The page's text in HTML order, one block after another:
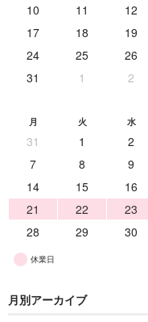
10
11 12
17
18 19
24
25 26
31
1 2
月 火 水
31 1 2
7
8 9
14
15 16
21
22 23
28
29 30
休業日
月別アーカイブ